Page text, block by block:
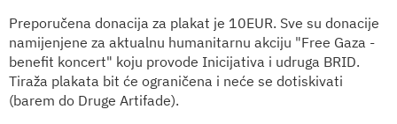
Preporučena donacija za plakat je 10EUR. Sve su donacije
namijenjene za aktualnu humanitarnu akciju "Free Gaza -
benefit koncert" koju provode Inicijativa i udruga BRID.
Tiraža plakata bit će ograničena i neće se dotiskivati
(barem do Druge Artifade).